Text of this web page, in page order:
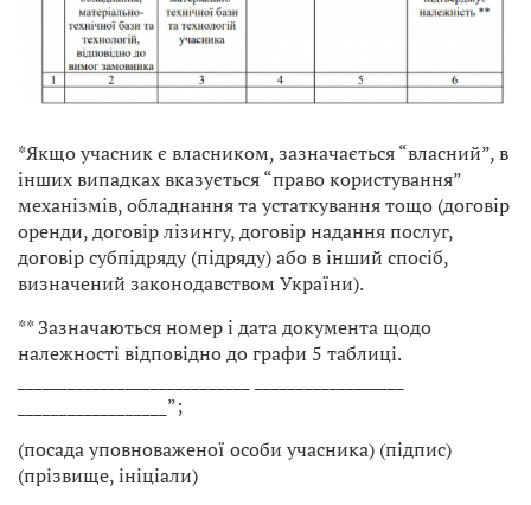
*Якщо учасник є власником, зазначається “власний”, в
інших випадках вказується “право користування”
механізмів, обладнання та устаткування тощо (договір
оренди, договір лізингу, договір надання послуг,
договір субпідряду (підряду) або в інший спосіб,
визначений законодавством України).
** Зазначаються номер і дата документа щодо
належності відповідно до графи 5 таблиці.
__________________”;
(посада уповноваженої особи учасника) (підпис)
(прізвище, ініціали)